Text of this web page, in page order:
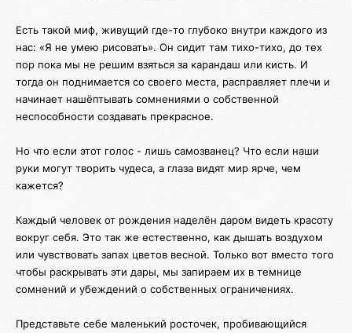
Есть такой миф, живущий где-то глубоко внутри каждого из
нас: «Я не умею рисовать». Он сидит там тихо-тихо, до тех
пор пока мы не решим взяться за карандаш или кисть. И
тогда он поднимается со своего места, расправляет плечи и
начинает нашёптывать сомнениями о собственной
неспособности создавать прекрасное.
Но что если этот голос - лишь самозванец? Что если наши
руки могут творить чудеса, а глаза видят мир ярче, чем
кажется?
Каждый человек от рождения наделён даром видеть красоту
вокруг себя. Это так же естественно, как дышать воздухом
или чувствовать запах цветов весной. Только вот вместо того
чтобы раскрывать эти дары, мы запираем их в темнице
сомнений и убеждений о собственных ограничениях.
Представьте себе маленький росточек, пробивающийся